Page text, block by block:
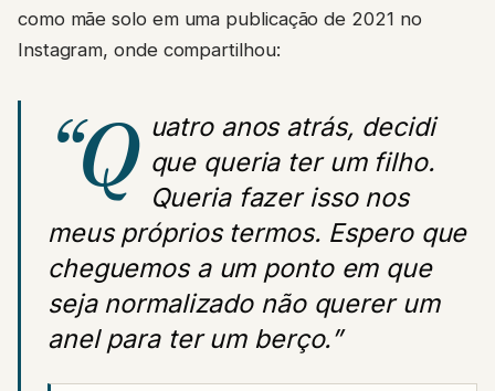
como mãe solo em uma publicação de 2021 no
Instagram, onde compartilhou:
“Q uatro anos atrás, decidi
que queria ter um filho.
Queria fazer isso nos
meus próprios termos. Espero que
cheguemos a um ponto em que
seja normalizado não querer um
anel para ter um berço.”